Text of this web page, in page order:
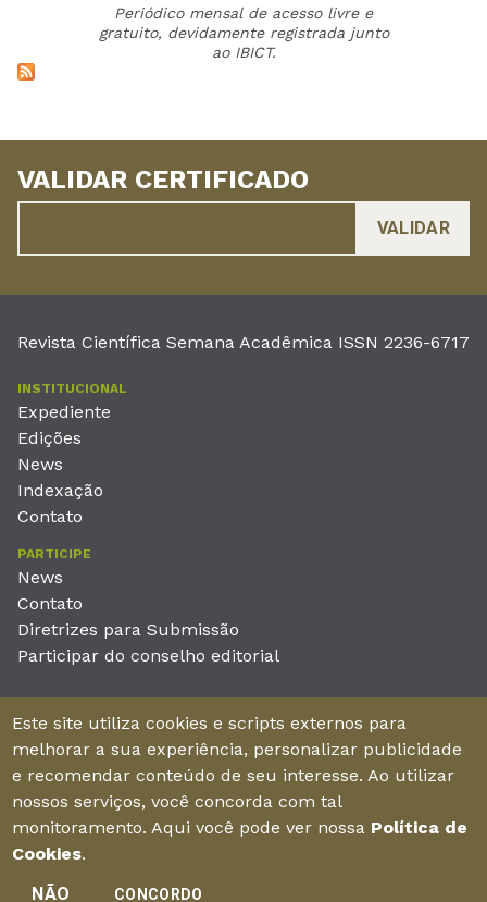
Periódico mensal de acesso livre e
gratuito, devidamente registrada junto
ao IBICT.
VALIDAR CERTIFICADO
Revista Científica Semana Acadêmica ISSN 2236-6717
INSTITUCIONAL
Expediente
Edições
News
Indexação
Contato
PARTICIPE
News
Contato
Diretrizes para Submissão
Participar do conselho editorial
Unieducar Inteligência Educacional Ltda
CNPJ: 05.569.970/0001-26
Av. Desembargador Moreira, No. 2001 – 11º andar - Bairro
Aldeota
Fortaleza – Ceará - Brasil - CEP 60170-001
Este site utiliza cookies e scripts externos para
melhorar a sua experiência, personalizar publicidade
e recomendar conteúdo de seu interesse. Ao utilizar
nossos serviços, você concorda com tal
monitoramento. Aqui você pode ver nossa Política de
Cookies.
NÃO
CONCORDO